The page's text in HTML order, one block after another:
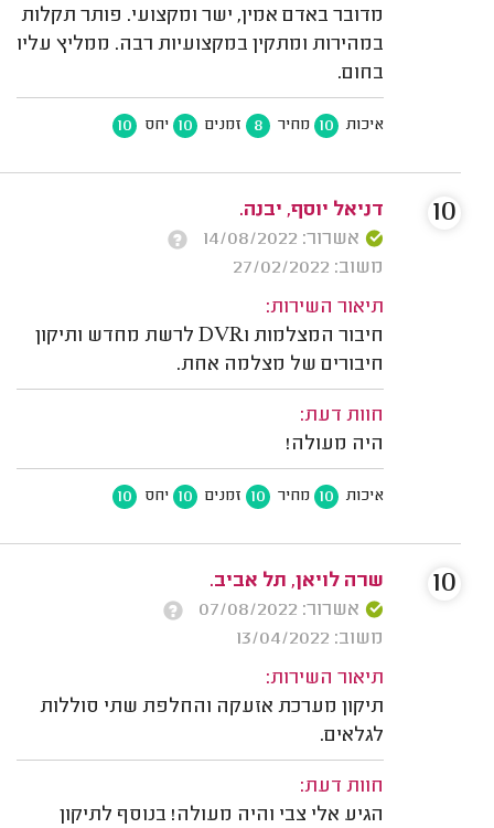
מדובר באדם אמין, ישר ומקצועי. פותר תקלות
במהירות ומתקין במקצועיות רבה. ממליץ עליו
בחום.
איכות 10 מחיר 8 זמנים 10 יחס 10
דניאל יוסף, יבנה.
אשרור: 14/08/2022
משוב: 27/02/2022
תיאור השירות:
חיבור המצלמות וDVR לרשת מחדש ותיקון
חיבורים של מצלמה אחת.
חוות דעת:
היה מעולה!
איכות 10 מחיר 10 זמנים 10 יחס 10
10
שרה לויאן, תל אביב.
אשרור: 07/08/2022
משוב: 13/04/2022
תיאור השירות:
תיקון מערכת אזעקה והחלפת שתי סוללות
לגלאים.
חוות דעת:
הגיע אלי צבי והיה מעולה! בנוסף לתיקון
10